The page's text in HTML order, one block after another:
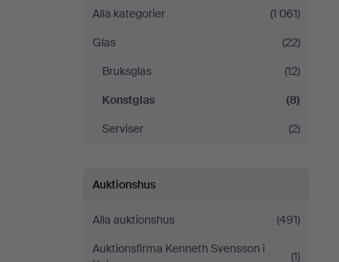
på
Helsingborgs
Auktionskammare
Alla kategorier
(1 061)
Glas
(22)
Bruksglas
(12)
Konstglas
(8)
Serviser
(2)
Auktionshus
Alla auktionshus
(491)
Auktionsfirma Kenneth Svensson i
(1)